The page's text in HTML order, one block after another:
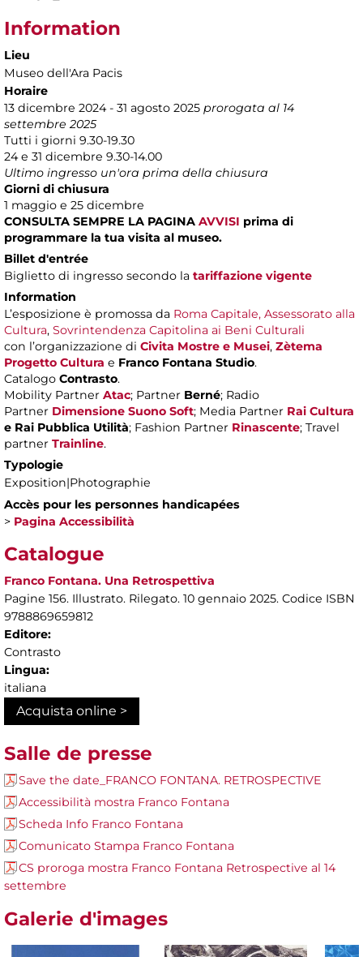
Information
Lieu
Museo dell'Ara Pacis
Horaire
13 dicembre 2024 - 31 agosto 2025 prorogata al 14
settembre 2025
Tutti i giorni 9.30-19.30
24 e 31 dicembre 9.30-14.00
Ultimo ingresso un'ora prima della chiusura
Giorni di chiusura
1 maggio e 25 dicembre
CONSULTA SEMPRE LA PAGINA AVVISI prima di
programmare la tua visita al museo.
Billet d'entrée
Biglietto di ingresso secondo la tariffazione vigente
Information
L’esposizione è promossa da Roma Capitale, Assessorato alla
Cultura, Sovrintendenza Capitolina ai Beni Culturali
con l’organizzazione di Civita Mostre e Musei, Zètema
Progetto Cultura e Franco Fontana Studio.
Catalogo Contrasto.
Mobility Partner Atac; Partner Berné; Radio
Partner Dimensione Suono Soft; Media Partner Rai Cultura
e Rai Pubblica Utilità; Fashion Partner Rinascente; Travel
partner Trainline.
Typologie
Exposition|Photographie
Accès pour les personnes handicapées
> Pagina Accessibilità
Catalogue
Franco Fontana. Una Retrospettiva
Pagine 156. Illustrato. Rilegato. 10 gennaio 2025. Codice ISBN
9788869659812
Editore:
Contrasto
Lingua:
italiana
Acquista online >
Salle de presse
Save the date_FRANCO FONTANA. RETROSPECTIVE
Accessibilità mostra Franco Fontana
Scheda Info Franco Fontana
Comunicato Stampa Franco Fontana
CS proroga mostra Franco Fontana Retrospective al 14
settembre
Galerie d'images